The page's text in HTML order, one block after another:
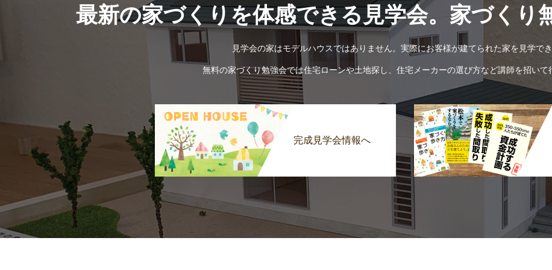
最新の家づくりを体感できる見学会。家づくり
見学会の家はモデルハウスではありません。実際にお客様が建てられた家を見学でき
無料の家づくり勉強会では住宅ローンや土地探し、住宅メーカーの選び方など講師を招いて
完成見学会情報へ